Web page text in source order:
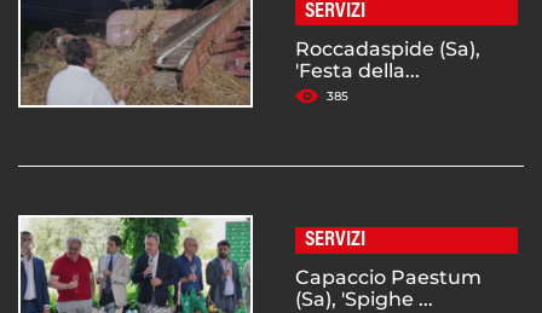
SERVIZI
Roccadaspide (Sa),
'Festa della...
385
SERVIZI
Capaccio Paestum
(Sa), 'Spighe ...